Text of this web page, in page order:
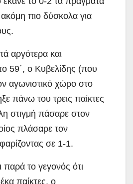
πιο δύσκολα για
αργότερα και
59΄, ο Κυβελίδης (που
αγωνιστικό χώρο στο
πάνω του τρεις παίκτες
στιγμή πάσαρε στον
πλάσαρε τον
σε 1-1.
παρά το γεγονός ότι
παίκτες, ο